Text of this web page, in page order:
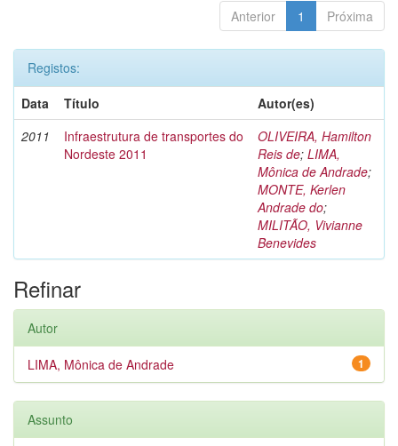
Anterior 1 Próxima
Registos:
Data
Título
Autor(es)
2011
Infraestrutura de transportes do
Nordeste 2011
OLIVEIRA, Hamilton
Reis de; LIMA,
Mônica de Andrade;
MONTE, Kerlen
Andrade do;
MILITÃO, Vivianne
Benevides
Refinar
Autor
1
LIMA, Mônica de Andrade
Assunto